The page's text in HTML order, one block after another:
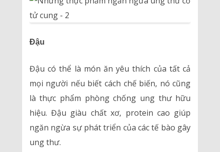
Đậu
Đậu có thể là món ăn yêu thích của tất cả
mọi người nếu biết cách chế biến, nó cũng
là thực phẩm phòng chống ung thư hữu
hiệu. Đậu giàu chất xơ, protein cao giúp
ngăn ngừa sự phát triển của các tế bào gây
ung thư.